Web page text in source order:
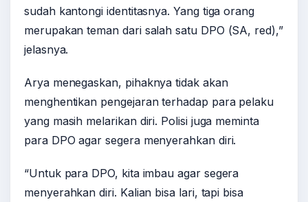
sudah kantongi identitasnya. Yang tiga orang
merupakan teman dari salah satu DPO (SA, red),”
jelasnya.
Arya menegaskan, pihaknya tidak akan
menghentikan pengejaran terhadap para pelaku
yang masih melarikan diri. Polisi juga meminta
para DPO agar segera menyerahkan diri.
“Untuk para DPO, kita imbau agar segera
menyerahkan diri. Kalian bisa lari, tapi bisa